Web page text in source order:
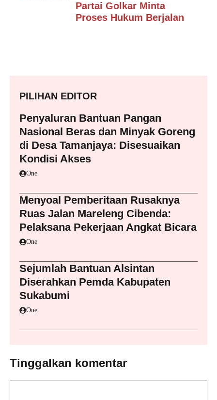
Partai Golkar Minta
Proses Hukum Berjalan
PILIHAN EDITOR
Penyaluran Bantuan Pangan
Nasional Beras dan Minyak Goreng
di Desa Tamanjaya: Disesuaikan
Kondisi Akses
One
Menyoal Pemberitaan Rusaknya
Ruas Jalan Mareleng Cibenda:
Pelaksana Pekerjaan Angkat Bicara
One
Sejumlah Bantuan Alsintan
Diserahkan Pemda Kabupaten
Sukabumi
One
Tinggalkan komentar